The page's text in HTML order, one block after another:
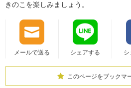
きのこを楽しみましょう。
メールで送る シェアする シ
このページをブックマ